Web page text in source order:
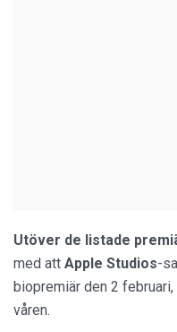
Utöver de listade
med att Apple Studios-
biopremiär den 2
våren.